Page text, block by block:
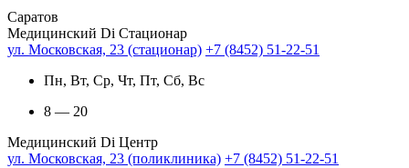
Саратов
Медицинский Di Стационар
ул. Московская, 23 (стационар) +7 (8452) 51-22-51
Пн, Вт, Ср, Чт, Пт, Сб, Вс
8 — 20
Медицинский Di Центр
ул. Московская, 23 (поликлиника) +7 (8452) 51-22-51